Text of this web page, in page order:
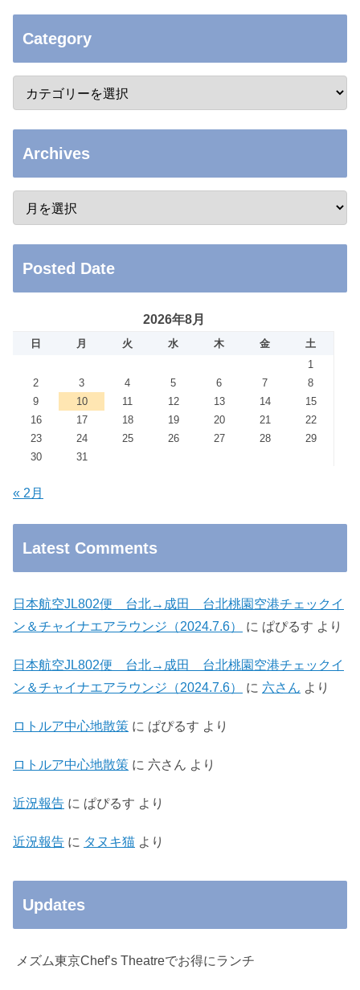
Category
Archives
Posted Date
2026年8月
日 月 火 水 木 金
土
1
2
3 4 5 6 7
8
9
10 11 12 13 14
15
16
17 18 19 20 21
22
23
24 25 26 27 28
29
30
31
« 2月
Latest Comments
日本航空JL802便 台北→成田 台北桃園空港チェックイ
ン＆チャイナエアラウンジ（2024.7.6）
に ぱぴるす より
日本航空JL802便 台北→成田 台北桃園空港チェックイ
ン＆チャイナエアラウンジ（2024.7.6）
に 六さん より
ロトルア中心地散策 に ぱぴるす より
ロトルア中心地散策 に 六さん より
近況報告 に ぱぴるす より
近況報告 に タヌキ猫 より
Updates
メズム東京Chef’s Theatreでお得にランチ